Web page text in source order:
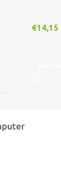
€14,15